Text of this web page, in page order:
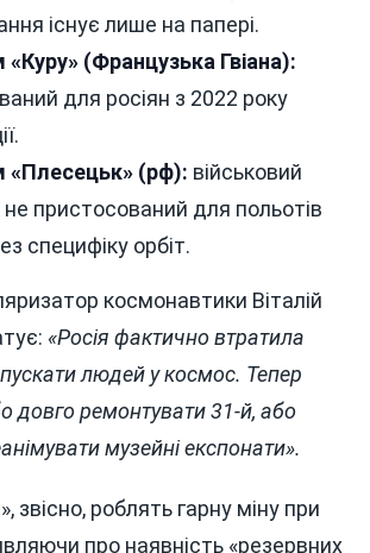
існує лише на папері.
(Французька Гвіана):
для росіян з 2022 року
(рф): військовий
пристосований для польотів
специфіку орбіт.
космонавтики Віталій
«Росія фактично втратила
людей у космос. Тепер
довго ремонтувати 31-й, або
музейні експонати».
звісно, роблять гарну міну при
про наявність «резервних